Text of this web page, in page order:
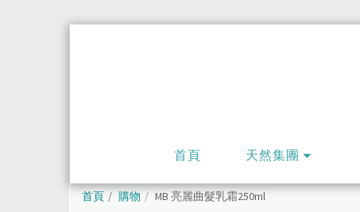
首頁 天然集團
首頁 購物 MB 亮麗曲髮乳霜250ml